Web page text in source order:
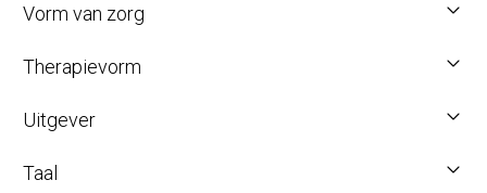
Vorm van zorg
Therapievorm
Uitgever
Taal